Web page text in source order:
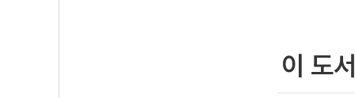
이 도